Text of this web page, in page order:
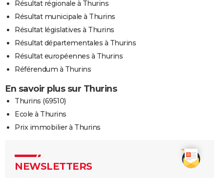
Résultat régionale à Thurins
Résultat municipale à Thurins
Résultat législatives à Thurins
Résultat départementales à Thurins
Résultat européennes à Thurins
Référendum à Thurins
En savoir plus sur Thurins
Thurins (69510)
Ecole à Thurins
Prix immobilier à Thurins
NEWSLETTERS